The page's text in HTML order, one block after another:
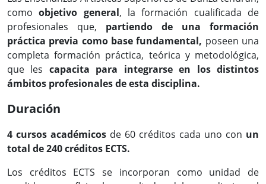
comoobjetivo general, la formación cualificada de
profesionales que, partiendo de una formación
práctica previa como base fundamental, poseen una
completa formación práctica, teórica y metodológica,
que les capacita para integrarse en los distintos
ámbitos profesionales de esta disciplina.
Duración
4 cursos académicos de 60 créditos cada uno con un
total de 240 créditos ECTS.
Los créditos ECTS se incorporan como unidad de